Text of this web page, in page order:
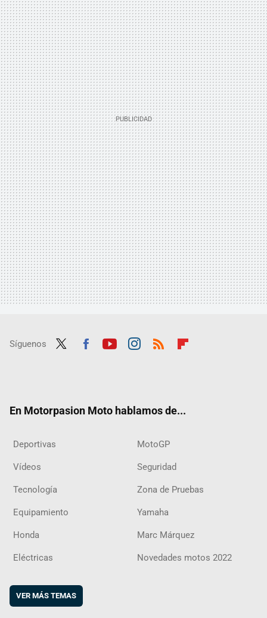
Síguenos
En Motorpasion Moto hablamos de...
Deportivas MotoGP
Vídeos Seguridad
Tecnología Zona de Pruebas
Equipamiento Yamaha
Honda Marc Márquez
Eléctricas Novedades motos 2022
VER MÁS TEMAS